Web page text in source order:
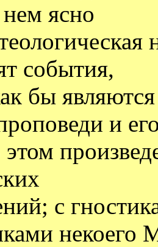
нем ясно
события,
бы
и
с
некоего